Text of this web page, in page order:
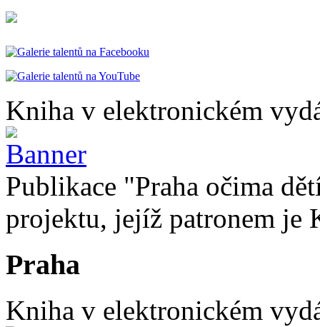
Kniha v elektronickém
Publikace "Praha očima
projektu, jejíž patronem je
Praha
Kniha v elektronickém